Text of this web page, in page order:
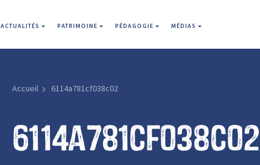
ACTUALITÉS PATRIMOINE PÉDAGOGIE MÉDIAS
Accueil 6114a781cf038c02
6114a781cf038c02